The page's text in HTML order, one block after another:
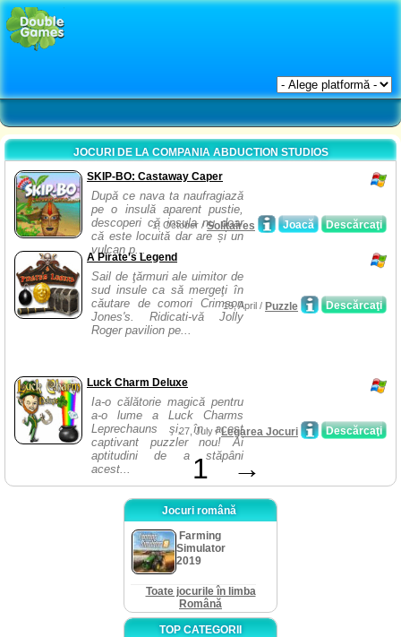
JOCURI DE LA COMPANIA ABDUCTION STUDIOS
SKIP-BO: Castaway Caper
După ce nava ta naufragiază
pe o insulă aparent pustie,
descoperi că insula nu doar
că este locuită dar are și un
vulcan p...
Descărcaţi
Joacă
1, October /Solitaires
A Pirate's Legend
Sail de ţărmuri ale uimitor de
sud insule ca să mergeţi în
căutare de comori Crimson
Jones's. Ridicati-vă Jolly
Roger pavilion pe...
Descărcaţi
19, April / Puzzle
Luck Charm Deluxe
Ia-o călătorie magică pentru
a-o lume a Luck Charms
Leprechauns şi, în acest
captivant puzzler nou! Ai
aptitudini de a stăpâni
acest...
Descărcaţi
27, July /Legarea Jocuri
1 →
Jocuri română
Farming
Simulator
2019
Toate jocurile în limba
Română
TOP CATEGORII